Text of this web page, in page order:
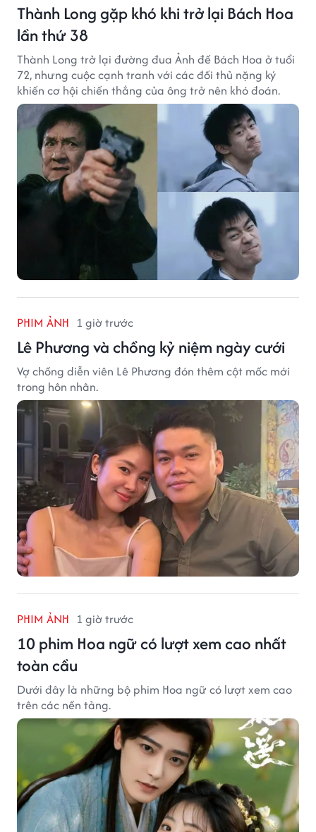
Thành Long gặp khó khi trở lại Bách Hoa
lần thứ 38
Thành Long trở lại đường đua Ảnh đế Bách Hoa ở tuổi
72, nhưng cuộc cạnh tranh với các đối thủ nặng ký
khiến cơ hội chiến thắng của ông trở nên khó đoán.
PHIM ẢNH 1 giờ trước
Lê Phương và chồng kỷ niệm ngày cưới
Vợ chồng diễn viên Lê Phương đón thêm cột mốc mới
trong hôn nhân.
PHIM ẢNH 1 giờ trước
10 phim Hoa ngữ có lượt xem cao nhất
toàn cầu
Dưới đây là những bộ phim Hoa ngữ có lượt xem cao
trên các nền tảng.